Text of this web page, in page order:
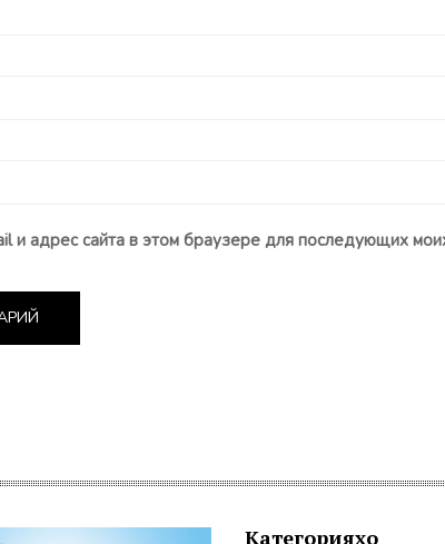
и адрес сайта в этом браузере для последующих
Категорияҳо